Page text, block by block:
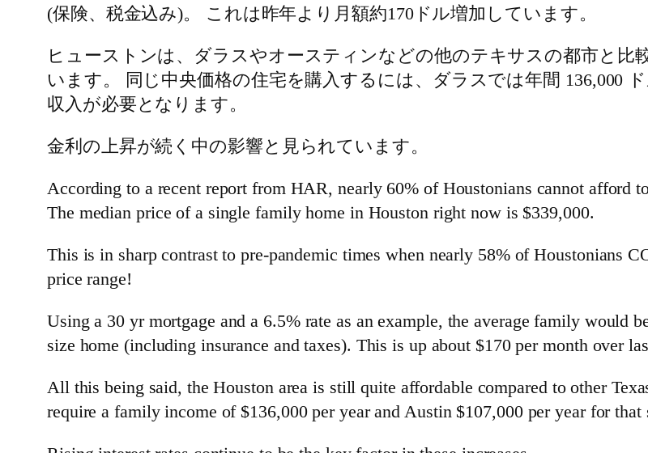
(保険、税金込み)。 これは昨年より月額約170ドル増加しています。
ヒューストンは、ダラスやオースティンなどの他のテキサスの都市と比
います。 同じ中央価格の住宅を購入するには、ダラスでは年間 136,000
収入が必要となります。
金利の上昇が続く中の影響と見られています。
According to a recent report from HAR, nearly 60% of Houstonians cannot afford
The median price of a single family home in Houston right now is $339,000.
This is in sharp contrast to pre-pandemic times when nearly 58% of Houstonians
price range!
Using a 30 yr mortgage and a 6.5% rate as an example, the average family would
size home (including insurance and taxes). This is up about $170 per month over
All this being said, the Houston area is still quite affordable compared to other
require a family income of $136,000 per year and Austin $107,000 per year for that